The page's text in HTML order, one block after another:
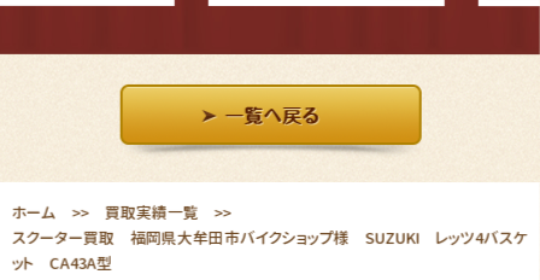
ホーム 買取実績一覧
スクーター買取 福岡県大牟田市バイクショップ様 SUZUKI レッツ4バスケ
ット CA43A型